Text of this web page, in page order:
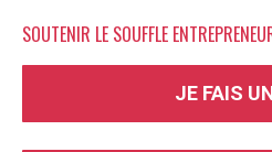
SOUTENIR LE SOUFFLE
JE FAIS